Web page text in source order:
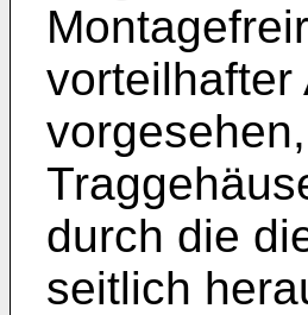
vorteilhafter
durch die
seitlich